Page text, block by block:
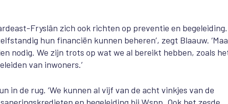
Fryslân zich ook richten op preventie en begeleiding.
hun financiën kunnen beheren’, zegt Blaauw.
nodig. We zijn trots op wat we al bereikt hebben, zoals
van inwoners.’
in de rug. ‘We kunnen al vijf van de acht vinkjes van de